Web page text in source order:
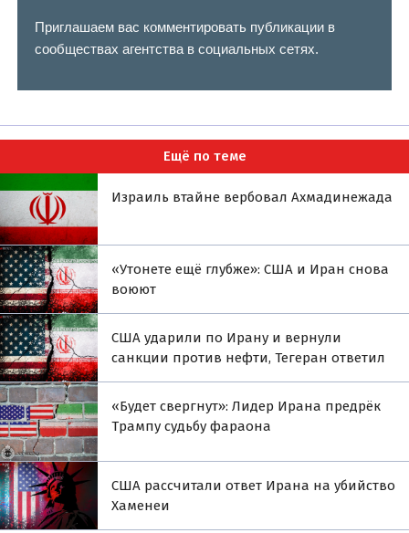
Приглашаем вас комментировать публикации в
сообществах агентства в социальных сетях.
Ещё по теме
Израиль втайне вербовал Ахмадинежада
«Утонете ещё глубже»: США и Иран снова
воюют
США ударили по Ирану и вернули
санкции против нефти, Тегеран ответил
«Будет свергнут»: Лидер Ирана предрёк
Трампу судьбу фараона
США рассчитали ответ Ирана на убийство
Хаменеи